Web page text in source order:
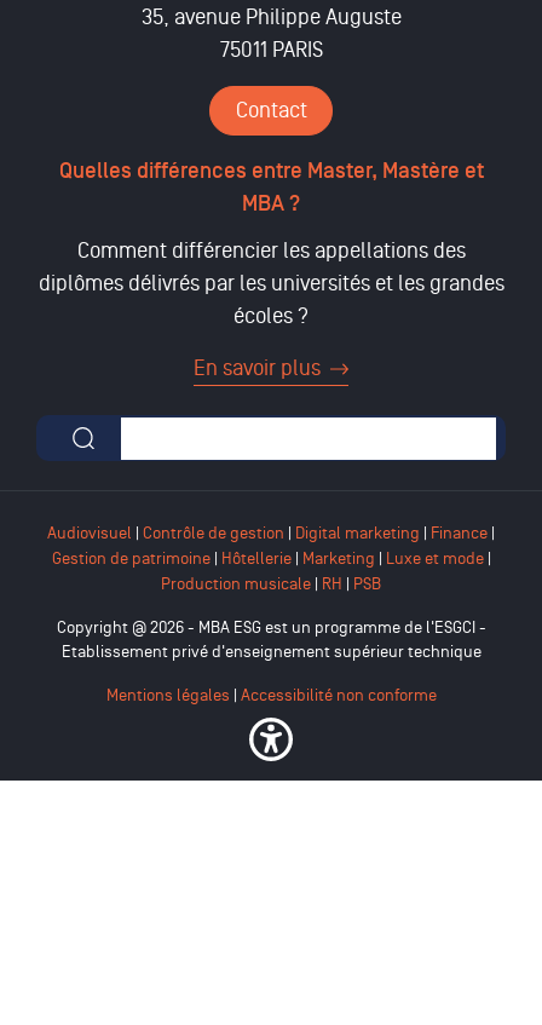
35, avenue Philippe Auguste
75011 PARIS
Contact
Quelles différences entre Master, Mastère et
MBA ?
Comment différencier les appellations des
diplômes délivrés par les universités et les grandes
écoles ?
En savoir plus
Formulaire de recherche
Audiovisuel | Contrôle de gestion | Digital marketing | Finance |
Gestion de patrimoine| Hôtellerie| Marketing | Luxe et mode|
Production musicale | RH | PSB
Copyright @ 2026 - MBA ESG est un programme de l'ESGCI -
Etablissement privé d'enseignement supérieur technique
Mentions légales Accessibilité non conforme